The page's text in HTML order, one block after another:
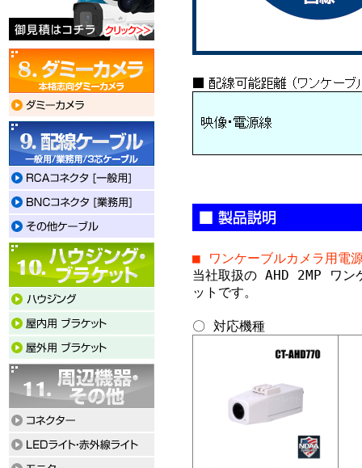
■ ワンケーブルカメラ用電
当社取扱の AHD 2MP ワン
ットです。
〇 対応機種